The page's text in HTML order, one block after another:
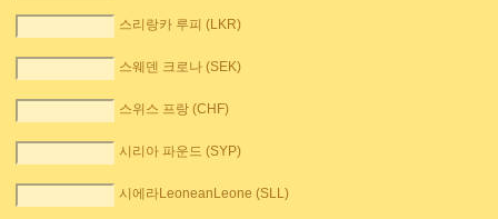
스리랑카 루피 (LKR)
스웨덴 크로나 (SEK)
스위스 프랑 (CHF)
시리아 파운드 (SYP)
시에라LeoneanLeone (SLL)